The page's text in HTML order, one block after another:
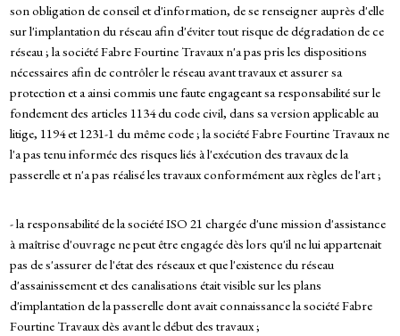
son obligation de conseil et d'information, de se renseigner auprès d'elle
sur l'implantation du réseau afin d'éviter tout risque de dégradation de ce
réseau ; la société Fabre Fourtine Travaux n'a pas pris les dispositions
nécessaires afin de contrôler le réseau avant travaux et assurer sa
protection et a ainsi commis une faute engageant sa responsabilité sur le
fondement des articles 1134 du code civil, dans sa version applicable au
litige, 1194 et 1231-1 du même code ; la société Fabre Fourtine Travaux ne
l'a pas tenu informée des risques liés à l'exécution des travaux de la
passerelle et n'a pas réalisé les travaux conformément aux règles de l'art ;
- la responsabilité de la société ISO 21 chargée d'une mission d'assistance
à maîtrise d'ouvrage ne peut être engagée dès lors qu'il ne lui appartenait
pas de s'assurer de l'état des réseaux et que l'existence du réseau
d'assainissement et des canalisations était visible sur les plans
d'implantation de la passerelle dont avait connaissance la société Fabre
Fourtine Travaux dès avant le début des travaux ;